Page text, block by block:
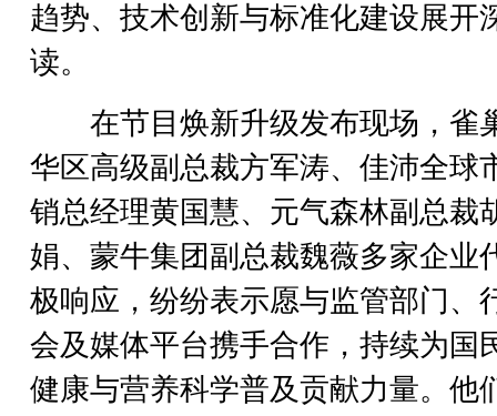
趋势、技术创新与标准化建设展开
读。
在节目焕新升级发布现场，雀
华区高级副总裁方军涛、佳沛全球
销总经理黄国慧、元气森林副总裁
娟、蒙牛集团副总裁魏薇多家企业
极响应，纷纷表示愿与监管部门、
会及媒体平台携手合作，持续为国
健康与营养科学普及贡献力量。他